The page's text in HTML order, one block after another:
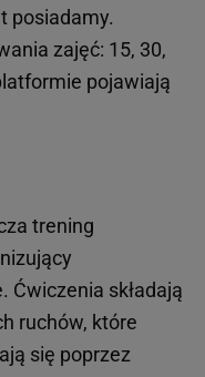
posiadamy.
zajęć: 15, 30,
pojawiają
trening
Ćwiczenia składają
ruchów, które
się poprzez